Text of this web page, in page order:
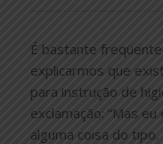
É bastante
explicarmos que
para instrução de
exclamação: “Mas
alguma coisa do